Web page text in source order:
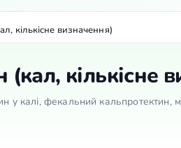
кількісне визначення)
кількісне
у калі, фекальний